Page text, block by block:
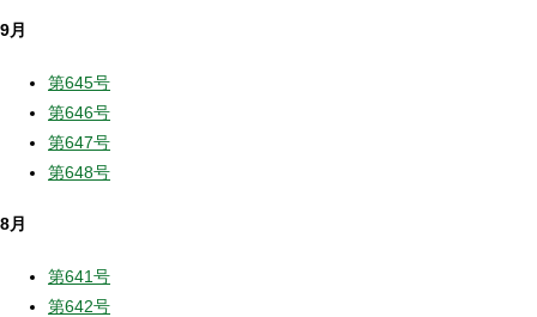
9月
第645号
第646号
第647号
第648号
8月
第641号
第642号